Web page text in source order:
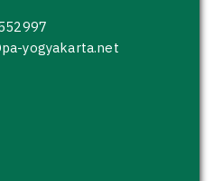
yogyakarta.net